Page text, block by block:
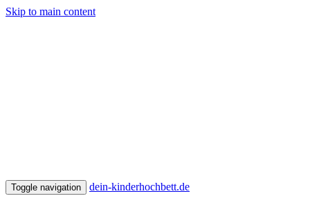
Skip to main content
Toggle navigation dein-kinderhochbett.de